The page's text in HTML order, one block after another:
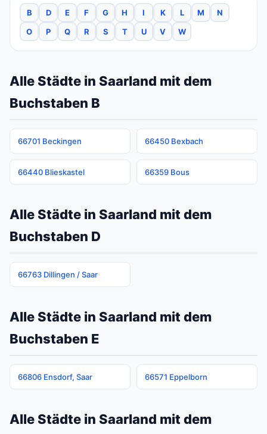
B D E F G H I K L M
N
O
P Q R S T U V W
Alle Städte in Saarland mit dem
Buchstaben B
66701 Beckingen 66450 Bexbach
66440 Blieskastel 66359 Bous
Alle Städte in Saarland mit dem
Buchstaben D
66763 Dillingen / Saar
Alle Städte in Saarland mit dem
Buchstaben E
66806 Ensdorf, Saar 66571 Eppelborn
Alle Städte in Saarland mit dem